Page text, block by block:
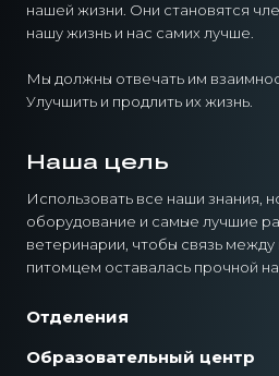
нашей жизни. Они становятся
нашу жизнь и нас самих лучше.
Мы должны отвечать им
Улучшить и продлить их жизнь.
Наша цель
Использовать все наши знания,
оборудование и самые лучшие
ветеринарии, чтобы связь между
питомцем оставалась прочной
Отделения
Образовательный центр